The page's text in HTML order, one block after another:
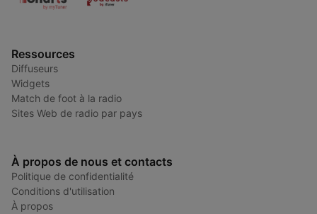
Ressources
Diffuseurs
Widgets
Match de foot à la radio
Sites Web de radio par pays
À propos de nous et contacts
Politique de confidentialité
Conditions d'utilisation
À propos